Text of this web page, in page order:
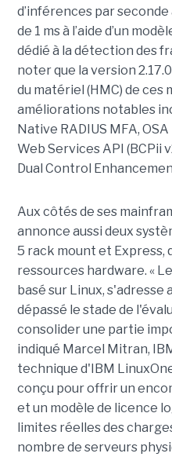
d’inférences par
de 1 ms à l’aide d’un
dédié à la détection des
noter que la version
du matériel (HMC) de
améliorations notables
Native RADIUS MFA, OSA
Web Services API (BCPii
Dual Control
Aux côtés de ses
annonce aussi deux
5 rack mount et Express,
ressources hardware. «
basé sur Linux,
dépassé le stade de
consolider une partie
indiqué Marcel Mitran,
technique d'IBM
conçu pour offrir un
et un modèle de licence
limites réelles des
nombre de serveurs